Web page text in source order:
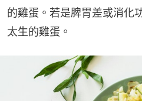
的雞蛋。若是脾胃差或消化
太生的雞蛋。